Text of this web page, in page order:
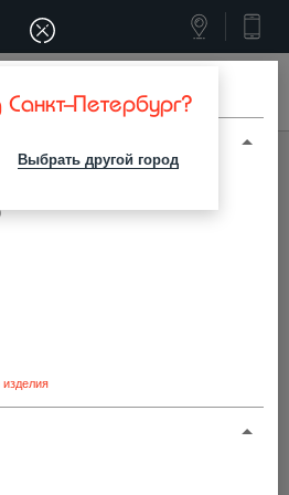
Петербург?
Выбрать другой город
/ЗАГЛУШКИ ДЛЯ ТРУБ
Найти